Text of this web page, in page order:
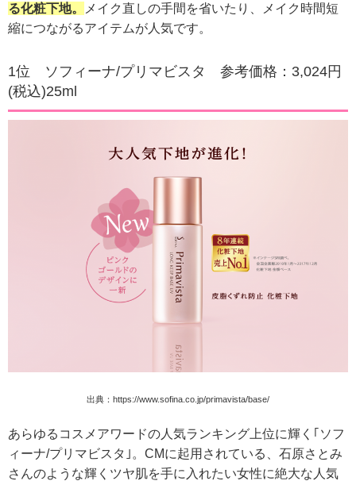
る化粧下地。
メイク直しの手間を省いたり、メイク時間短
縮につながるアイテムが人気です。
1位 ソフィーナ/プリマビスタ 参考価格：3,024円
(税込)25ml
出典：https://www.sofina.co.jp/primavista/base/
あらゆるコスメアワードの人気ランキング上位に輝く｢ソフ
ィーナ/プリマビスタ｣。CMに起用されている、石原さとみ
さんのような輝くツヤ肌を手に入れたい女性に絶大な人気